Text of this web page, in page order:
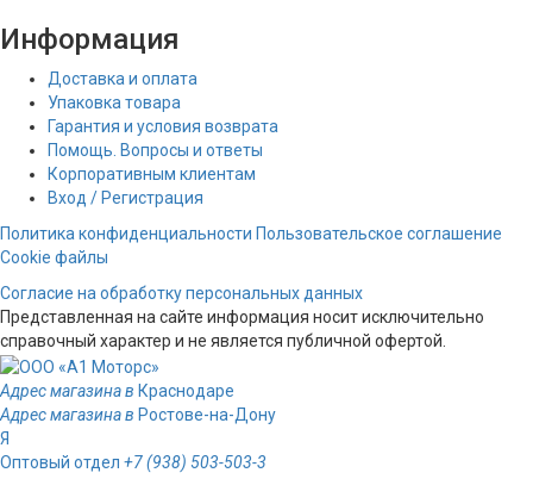
Информация
Доставка и оплата
Упаковка товара
Гарантия и условия возврата
Помощь. Вопросы и ответы
Корпоративным клиентам
Вход / Регистрация
Политика конфиденциальности Пользовательское соглашение
Cookie файлы
Согласие на обработку персональных данных
Представленная на сайте информация носит исключительно
справочный характер и не является публичной офертой.
Адрес магазина в Краснодаре
Адрес магазина в Ростове-на-Дону
Я
Оптовый отдел +7 (938) 503-503-3